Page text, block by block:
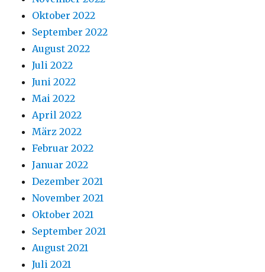
Oktober 2022
September 2022
August 2022
Juli 2022
Juni 2022
Mai 2022
April 2022
März 2022
Februar 2022
Januar 2022
Dezember 2021
November 2021
Oktober 2021
September 2021
August 2021
Juli 2021